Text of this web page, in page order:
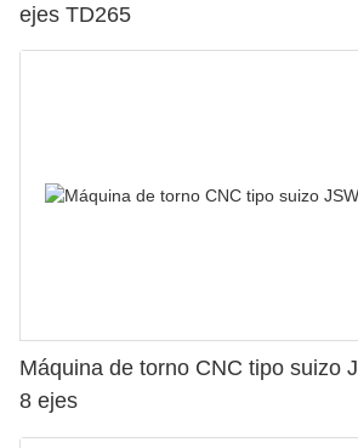
ejes TD265
Máquina de torno CNC tipo suizo
8 ejes